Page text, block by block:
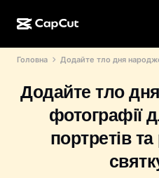
Онлайн-версія CapCut
CapCut Pad
CapCut для мобільних
ШІ-дизайн
Відеостудія
ШІ-генератор відео
ШІ-інструменти
Редактор і генератор
Редактор і генератор
Святкові шаблони
Більше
Спільнота
Ініціативи
Головна
Додайте тло
фотографії
портретів